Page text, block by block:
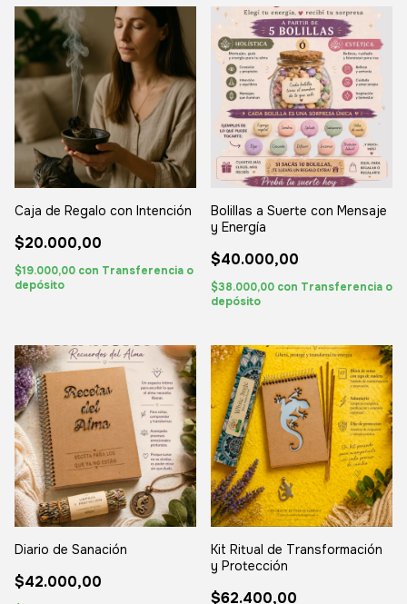
Caja de Regalo con Intención
$20.000,00
$19.000,00 con Transferencia o
depósito
Bolillas a Suerte con Mensaje
y Energía
$40.000,00
$38.000,00 con Transferencia o
depósito
Diario de Sanación
$42.000,00
Kit Ritual de Transformación
y Protección
$62.400,00